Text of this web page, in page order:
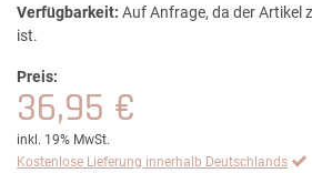
Verfügbarkeit: Auf Anfrage, da der Artikel
ist.
Preis:
36,95 €
inkl. 19% MwSt.
Kostenlose Lieferung innerhalb Deutschlands